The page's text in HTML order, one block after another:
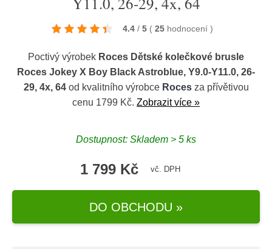
4.4 / 5 ( 25 hodnocení )
Poctivý výrobek Roces Dětské kolečkové brusle
Roces Jokey X Boy Black Astroblue, Y9.0-Y11.0, 26-
29, 4x, 64od kvalitního výrobce Rocesza přívětivou
cenu 1799 Kč. Zobrazit více »
Dostupnost: Skladem > 5 ks
1 799 Kč vč. DPH
DO OBCHODU »